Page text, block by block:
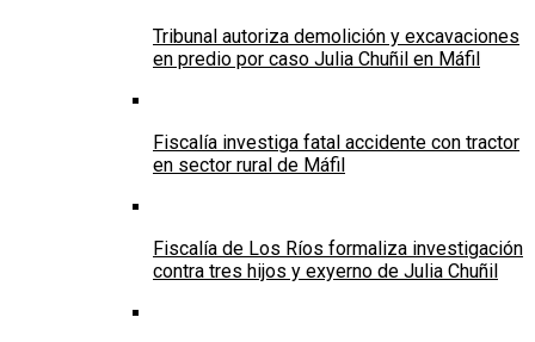
Tribunal autoriza demolición y excavaciones
en predio por caso Julia Chuñil en Máfil
Fiscalía investiga fatal accidente con tractor
en sector rural de Máfil
Fiscalía de Los Ríos formaliza investigación
contra tres hijos y exyerno de Julia Chuñil